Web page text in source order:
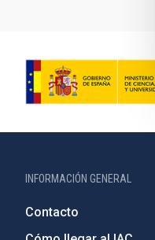
INFORMACIÓN GENERAL
Contacto